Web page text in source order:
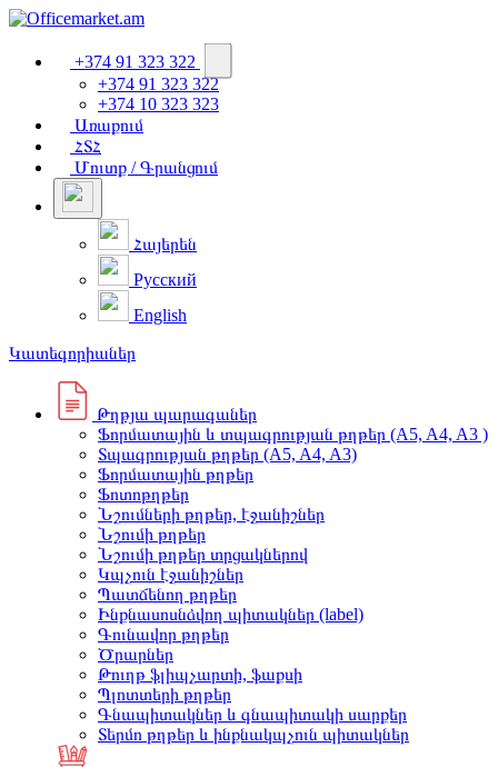
+374 91 323 322
+374 91 323 322
+374 10 323 323
Առաքում
ՀՏՀ
Մուտք / Գրանցում
Հայերեն
Русский
English
Կատեգորիաներ
Թղթյա պարագաներ
Ֆորմատային և տպագրության թղթեր (A5, A4, A3 )
Տպագրության թղթեր (A5, A4, A3)
Ֆորմատային թղթեր
Ֆոտոթղթեր
Նշումների թղթեր, էջանիշներ
Նշումի թղթեր
Նշումի թղթեր տրցակներով
Կպչուն էջանիշներ
Պատճենող թղթեր
Ինքնասոսնձվող պիտակներ (label)
Գունավոր թղթեր
Ծրարներ
Թուղթ ֆլիպչարտի, ֆաքսի
Պլոտտերի թղթեր
Գնապիտակներ և գնապիտակի սարքեր
Տերմո թղթեր և ինքնակպչուն պիտակներ